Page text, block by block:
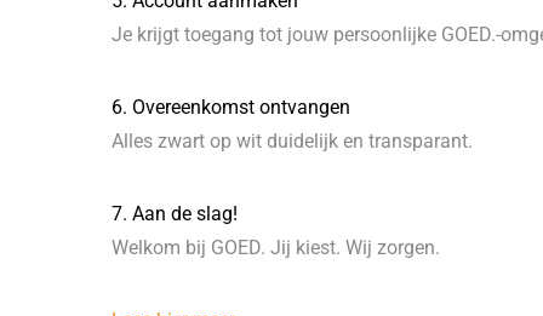
Je krijgt toegang tot jouw persoonlijke GOED.-
6. Overeenkomst ontvangen
Alles zwart op wit duidelijk en transparant.
7. Aan de slag!
Welkom bij GOED. Jij kiest. Wij zorgen.